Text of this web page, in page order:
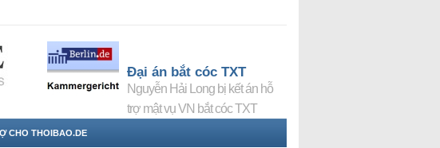
Đại án bắt cóc TXT
Nguyễn Hải Long bị kết án hỗ
trợ mật vụ VN bắt cóc TXT
CHO THOIBAO.DE